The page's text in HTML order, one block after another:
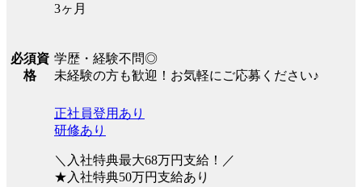
3ヶ月
必須資
格
学歴・経験不問◎
未経験の方も歓迎！お気軽にご応募ください♪
正社員登用あり
研修あり
＼入社特典最大68万円支給！／
★入社特典50万円支給あり